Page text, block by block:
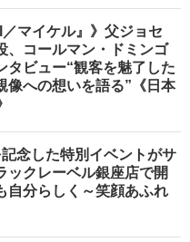
／マイケル』》父ジョセ
、コールマン・ドミンゴ
タビュー“観客を魅了した
像への想いを語る”《日本
念した特別イベントがサ
ックレーベル銀座店で開
分らしく～笑顔あふれ